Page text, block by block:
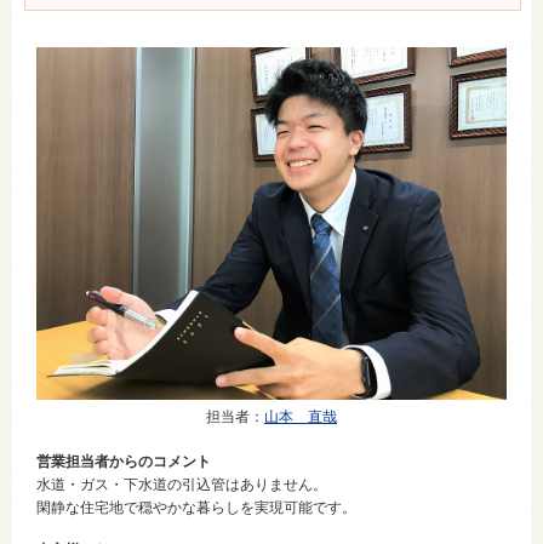
担当者 ： 山本 直哉
営業担当者からのコメント
水道・ガス・下水道の引込管はありません。
閑静な住宅地で穏やかな暮らしを実現可能です。